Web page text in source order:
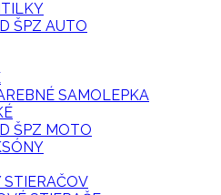
ŠPZ AUTO
SAMOLEPKA
ŠPZ MOTO
STIERAČOV